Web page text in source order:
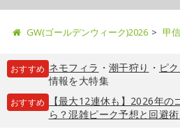
GW(ゴールデンウィーク)2026 甲
おすすめ ネモフィラ ・ 潮干狩り ・ ピ
情報を大特集
おすすめ
【最大12連休も】2026年
ら？混雑ピーク予想と回避